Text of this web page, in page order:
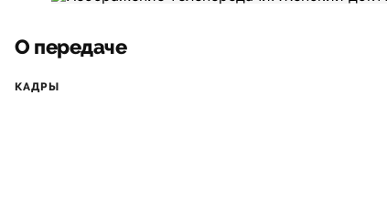
О передаче
КАДРЫ